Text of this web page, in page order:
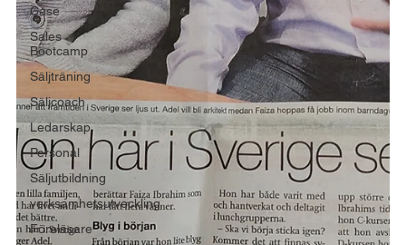
Case
Sales
Bootcamp
Säljträning
Säljcoach
Ledarskap
Personal
Säljutbildning
verksamhetsutveckling
Föreläsare